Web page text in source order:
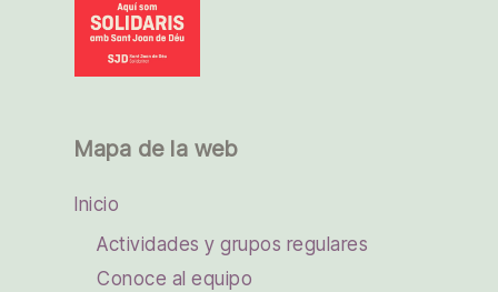
Mapa de la web
Inicio
Actividades y grupos regulares
Conoce al equipo